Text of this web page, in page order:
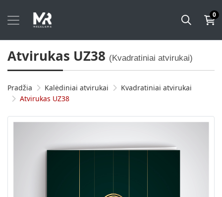
0
Atvirukas UZ38 (Kvadratiniai atvirukai)
Pradžia Kalėdiniai atvirukai
Kvadratiniai atvirukai
Atvirukas UZ38